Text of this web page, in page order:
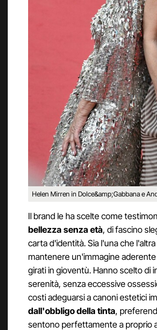
Helen Mirren in Dolce&amp;Gabbana e
Il brand le ha scelte come
bellezza senza età, di fascino
carta d'identità. Sia l'una che
mantenere un'immagine
girati in gioventù. Hanno scelto di
serenità, senza eccessive
costi adeguarsi a canoni estetici
dall'obbligo della tinta,
sentono perfettamente a proprio